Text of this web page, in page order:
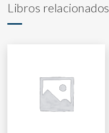
Libros relacionados